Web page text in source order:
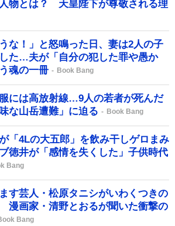
物とは？ 天皇陛下が尊敬される理
な！」と怒鳴った日、妻は2人の子
た…夫が「自分の犯した罪や愚か
魂の一冊
Book Bang
には高放射線…9人の若者が死んだ
な山岳遭難」に迫る
Book Bang
「4Lの大五郎」を飲み干しゲロまみ
徳井が「感情を失くした」子供時代
Bang
す芸人・松原タニシがいわくつきの
漫画家・清野とおるが聞いた衝撃の
Bang